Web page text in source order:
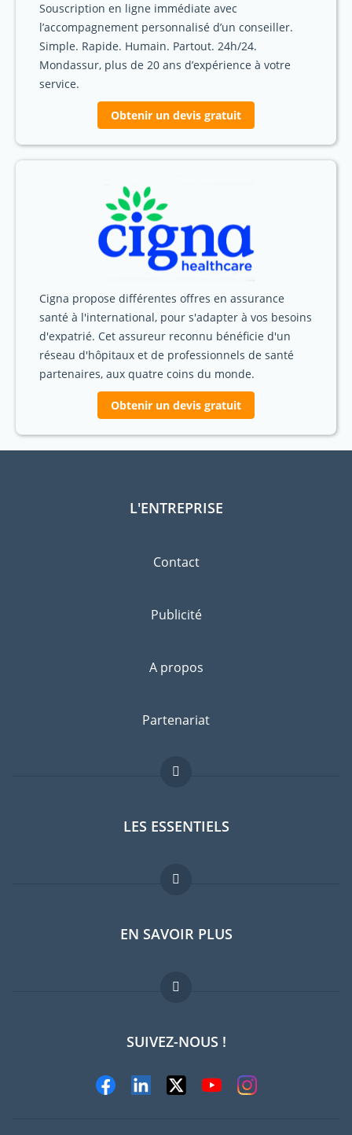
Souscription en ligne immédiate avec
l’accompagnement personnalisé d’un conseiller.
Simple. Rapide. Humain. Partout. 24h/24.
Mondassur, plus de 20 ans d’expérience à votre
service.
Obtenir un devis gratuit
Cigna propose différentes offres en assurance
santé à l'international, pour s'adapter à vos besoins
d'expatrié. Cet assureur reconnu bénéficie d'un
réseau d'hôpitaux et de professionnels de santé
partenaires, aux quatre coins du monde.
Obtenir un devis gratuit
L'ENTREPRISE
Contact
Publicité
A propos
Partenariat
LES ESSENTIELS
Forum expatriés
Guides pays
Offres d'emploi
EN SAVOIR PLUS
FAQ
Experts
SUIVEZ-NOUS !